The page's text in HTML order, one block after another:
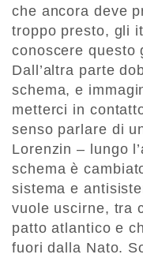
che ancora deve
troppo presto, gli
conoscere questo
Dall’altra parte
schema, e
metterci in
senso parlare di
Lorenzin – lungo
schema è
sistema e
vuole uscirne, tra
patto atlantico e
fuori dalla Nato.